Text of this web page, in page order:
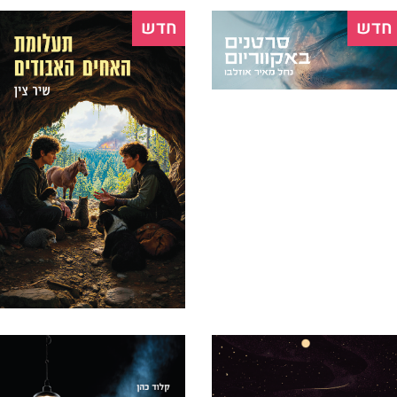
חדש חדש